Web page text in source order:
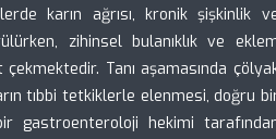
karın ağrısı, kronik şişkinlik
zihinsel bulanıklık ve
Tanı aşamasında
tıbbi tetkiklerle elenmesi, doğru
gastroenteroloji hekimi